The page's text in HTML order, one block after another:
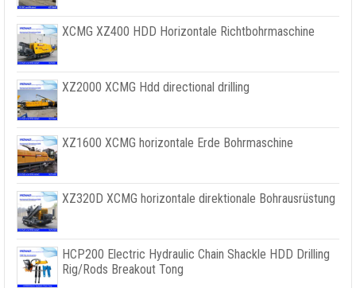
XCMG XZ400 HDD Horizontale Richtbohrmaschine
XZ2000 XCMG Hdd directional drilling
XZ1600 XCMG horizontale Erde Bohrmaschine
XZ320D XCMG horizontale direktionale Bohrausrüstung
HCP200 Electric Hydraulic Chain Shackle HDD Drilling
Rig/Rods Breakout Tong